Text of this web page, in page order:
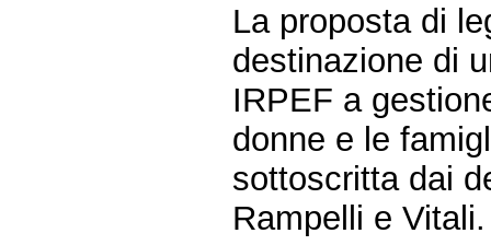
La proposta di
destinazione di
IRPEF a
donne e le
sottoscritta dai
Rampelli e Vitali.